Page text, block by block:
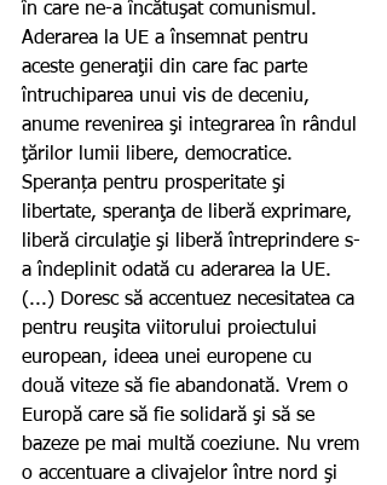
în care ne-a încătuşat comunismul.
Aderarea la UE a însemnat pentru
aceste generaţii din care fac parte
întruchiparea unui vis de deceniu,
anume revenirea şi integrarea în rândul
ţărilor lumii libere, democratice.
Speranța pentru prosperitate şi
libertate, speranţa de liberă exprimare,
liberă circulaţie şi liberă întreprindere s-
a îndeplinit odată cu aderarea la UE.
(...) Doresc să accentuez necesitatea ca
pentru reuşita viitorului proiectului
european, ideea unei europene cu
două viteze să fie abandonată. Vrem o
Europă care să fie solidară şi să se
bazeze pe mai multă coeziune. Nu vrem
o accentuare a clivajelor între nord şi